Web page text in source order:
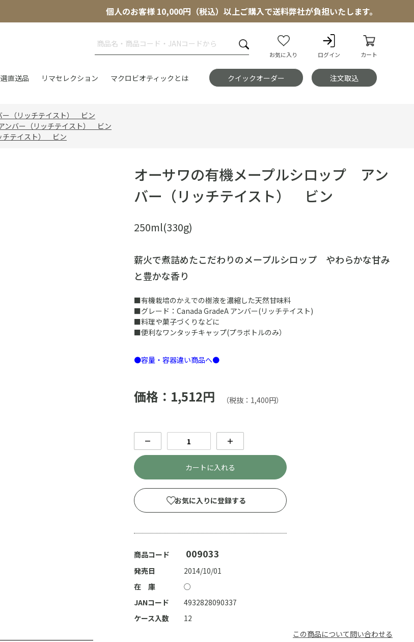
個人のお客様 10,000円（税込）以上ご購入で送料弊社が負担いたします。
お気に入り ログイン カート
直送品 リマセレクション マクロビオティックとは クイックオーダー 注文取込
ー（リッチテイスト） ビン
ンバー（リッチテイスト） ビン
チテイスト） ビン
オーサワの有機メープルシロップ アン
バー（リッチテイスト） ビン
250ml(330g)
薪火で煮詰めたこだわりのメープルシロップ やわらかな甘み
と豊かな香り
■有機栽培のかえでの樹液を濃縮した天然甘味料
■グレード：Canada GradeA アンバー(リッチテイスト)
■料理や菓子づくりなどに
■便利なワンタッチキャップ(プラボトルのみ）
●容量・容器違い商品へ●
価格：1,512円 （税抜：1,400円）
商品コード 009033
発売日
2014/10/01
在 庫
○
－ ＋
カートに入れる
お気に入りに登録する
JANコード
4932828090337
ケース入数
12
この商品について問い合わせる